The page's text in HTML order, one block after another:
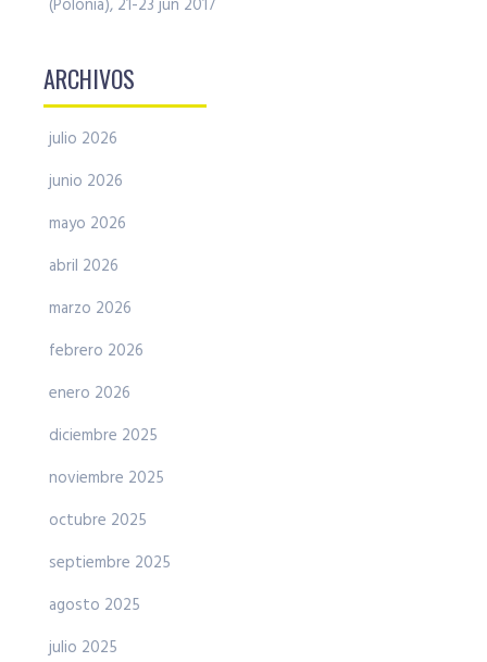
ARCHIVOS
julio 2026
junio 2026
mayo 2026
abril 2026
marzo 2026
febrero 2026
enero 2026
diciembre 2025
noviembre 2025
octubre 2025
septiembre 2025
agosto 2025
julio 2025